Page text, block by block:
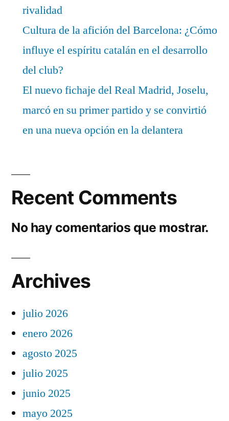
rivalidad
Cultura de la afición del Barcelona: ¿Cómo
influye el espíritu catalán en el desarrollo
del club?
El nuevo fichaje del Real Madrid, Joselu,
marcó en su primer partido y se convirtió
en una nueva opción en la delantera
Recent Comments
No hay comentarios que mostrar.
Archives
julio 2026
enero 2026
agosto 2025
julio 2025
junio 2025
mayo 2025